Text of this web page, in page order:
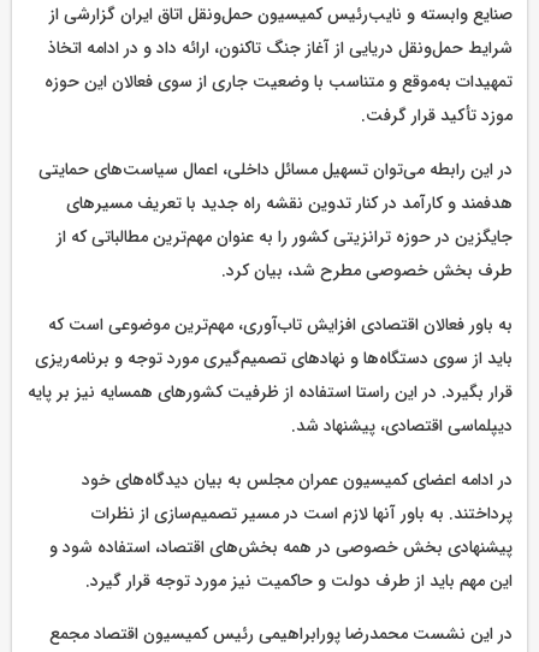
صنایع وابسته و نایب‌رئیس کمیسیون حمل‌ونقل اتاق ایران گزارشی از
شرایط حمل‌ونقل دریایی از آغاز جنگ تاکنون، ارائه داد و در ادامه اتخاذ
تمهیدات به‌موقع و متناسب با وضعیت جاری از سوی فعالان این حوزه
موزد تأکید قرار گرفت.
در این رابطه می‌توان تسهیل مسائل داخلی، اعمال سیاست‌های حمایتی
هدفمند و کارآمد در کنار تدوین نقشه راه جدید با تعریف مسیرهای
جایگزین در حوزه ترانزیتی کشور را به عنوان مهم‌ترین مطالباتی که از
طرف بخش خصوصی مطرح شد، بیان کرد.
به باور فعالان اقتصادی افزایش تاب‌آوری، مهم‌ترین موضوعی است که
باید از سوی دستگاه‌ها و نهادهای تصمیم‌گیری مورد توجه و برنامه‌ریزی
قرار بگیرد. در این راستا استفاده از ظرفیت کشورهای همسایه نیز بر پایه
دیپلماسی اقتصادی، پیشنهاد شد.
در ادامه اعضای کمیسیون عمران مجلس به بیان دیدگاه‌های خود
پرداختند. به باور آنها لازم است در مسیر تصمیم‌سازی از نظرات
پیشنهادی بخش خصوصی در همه بخش‌های اقتصاد، استفاده شود و
این مهم باید از طرف دولت و حاکمیت نیز مورد توجه قرار گیرد.
در این نشست محمدرضا پورابراهیمی رئیس کمیسیون اقتصاد مجمع